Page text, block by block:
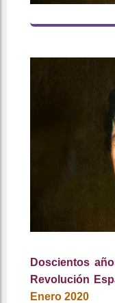
Doscientos
Revolución
Enero 2020